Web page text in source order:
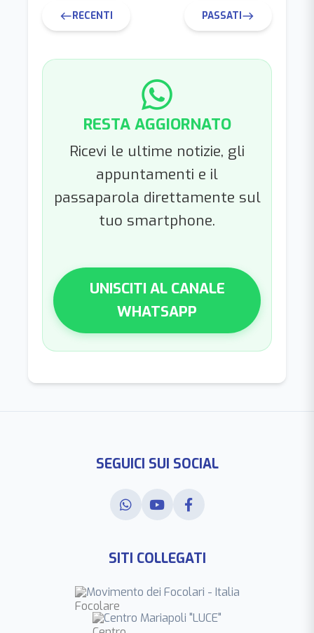
westRECENTI PASSATIeast
RESTA AGGIORNATO
Ricevi le ultime notizie, gli
appuntamenti e il
passaparola direttamente sul
tuo smartphone.
UNISCITI AL CANALE
WHATSAPP
SEGUICI SUI SOCIAL
SITI COLLEGATI
Movimento dei Focolari - Italia
Centro Mariapoli "LUCE"